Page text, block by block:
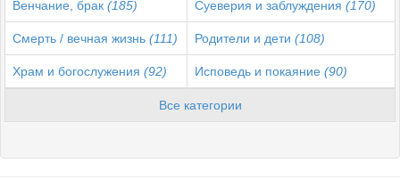
Венчание, брак (185) Суеверия и заблуждения (170)
Смерть / вечная жизнь (111) Родители и дети (108)
Храм и богослужения (92) Исповедь и покаяние (90)
Все категории